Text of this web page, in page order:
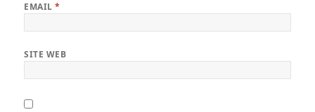
EMAIL*
SITE WEB